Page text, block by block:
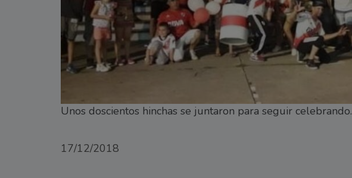
Unos doscientos hinchas se juntaron para seguir celebrando.
17/12/2018